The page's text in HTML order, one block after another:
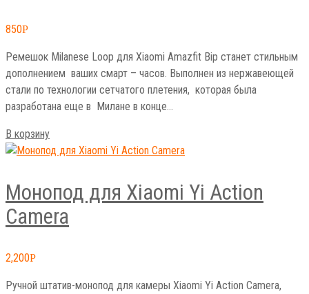
850Р
Ремешок Milanese Loop для Xiaomi Amazfit Bip станет стильным
дополнением ваших смарт – часов. Выполнен из нержавеющей
стали по технологии сетчатого плетения, которая была
разработана еще в Милане в конце…
В корзину
Монопод для Xiaomi Yi Action
Camera
2,200Р
Ручной штатив-монопод для камеры Xiaomi Yi Action Camera,